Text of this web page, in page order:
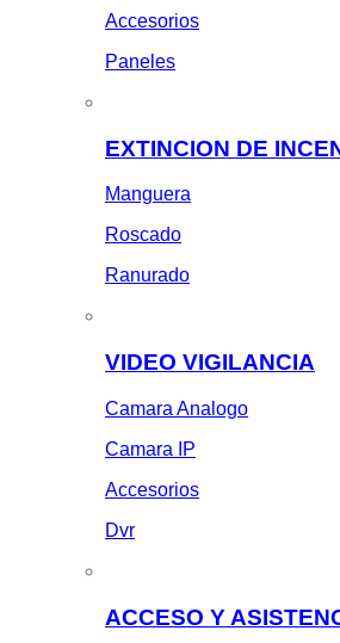
Accesorios
Paneles
EXTINCION DE
Manguera
Roscado
Ranurado
VIDEO VIGILANCIA
Camara Analogo
Camara IP
Accesorios
Dvr
ACCESO Y